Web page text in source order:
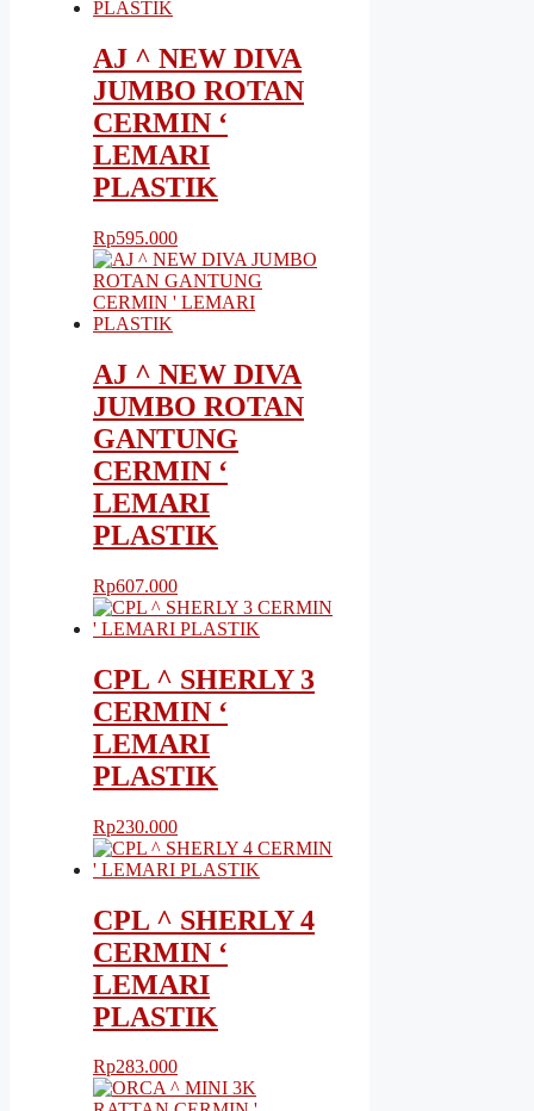
AJ ^ NEW DIVA
JUMBO ROTAN
CERMIN ‘
LEMARI
PLASTIK
Rp595.000
AJ ^ NEW DIVA
JUMBO ROTAN
GANTUNG
CERMIN ‘
LEMARI
PLASTIK
Rp607.000
CPL ^ SHERLY 3
CERMIN ‘
LEMARI
PLASTIK
Rp230.000
CPL ^ SHERLY 4
CERMIN ‘
LEMARI
PLASTIK
Rp283.000